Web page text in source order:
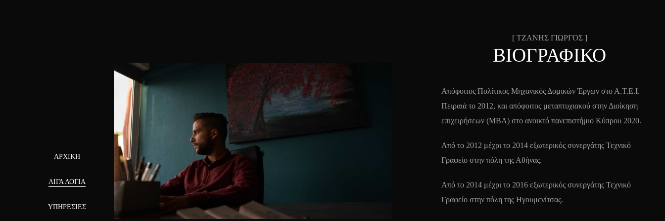
ΑΡΧΙΚΉ
ΛΊΓΑ ΛΌΓΙΑ
ΥΠΗΡΕΣΊΕΣ
[ ΤΖΑΝΗΣ ΓΙΩΡΓΟΣ ]
ΒΙΟΓΡΑΦΙΚΟ
Απόφοιτος Πολίτικος Μηχανικός Δομικών Έργων στο Α.Τ.Ε.Ι.
Πειραιά το 2012, και απόφοιτος μεταπτυχιακού στην Διοίκηση
επιχειρήσεων (ΜΒΑ) στο ανοικτό πανεπιστήμιο Κύπρου 2020.
Από το 2012 μέχρι το 2014 εξωτερικός συνεργάτης Τεχνικό
Γραφείο στην πόλη της Αθήνας.
Από το 2014 μέχρι το 2016 εξωτερικός συνεργάτης Τεχνικό
Γραφείο στην πόλη της Ηγουμενίτσας.